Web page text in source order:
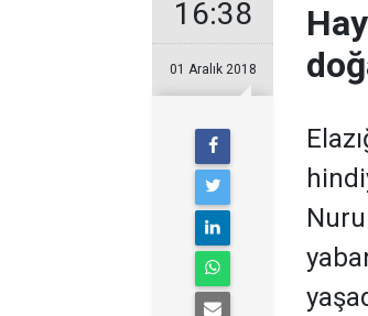
16:38
01 Aralık 2018